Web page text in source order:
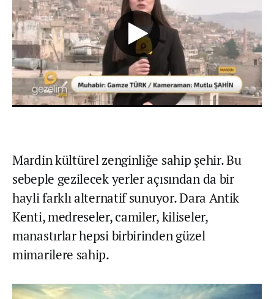
Mardin kültürel zenginliğe sahip şehir. Bu
sebeple gezilecek yerler açısından da bir
hayli farklı alternatif sunuyor. Dara Antik
Kenti, medreseler, camiler, kiliseler,
manastırlar hepsi birbirinden güzel
mimarilere sahip.